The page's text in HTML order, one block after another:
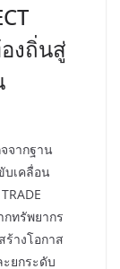
งถิ่นสู่
จากฐาน
บเคลื่อน
กทรัพยากร
างโอกาส
ยกระดับ